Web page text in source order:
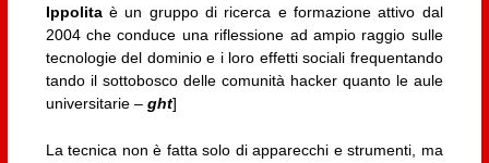
Ippolitaè un gruppo di ricerca e formazione attivo dal
2004 che conduce una riflessione ad ampio raggio sulle
tecnologie del dominio e i loro effetti sociali frequentando
tando il sottobosco delle comunità hacker quanto le aule
universitarie – ght]
La tecnica non è fatta solo di apparecchi e strumenti, ma